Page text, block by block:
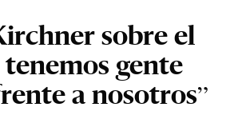
sobre el
tenemos gente
a nosotros”